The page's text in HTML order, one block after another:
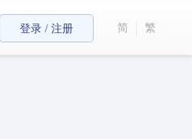
登录 / 注册 简 繁